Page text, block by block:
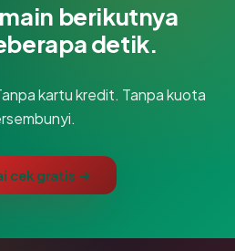
berikutnya
detik.
kartu kredit. Tanpa kuota
cek gratis →